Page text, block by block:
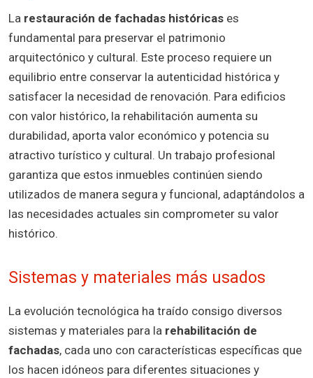
La restauración de fachadas históricas es
fundamental para preservar el patrimonio
arquitectónico y cultural. Este proceso requiere un
equilibrio entre conservar la autenticidad histórica y
satisfacer la necesidad de renovación. Para edificios
con valor histórico, la rehabilitación aumenta su
durabilidad, aporta valor económico y potencia su
atractivo turístico y cultural. Un trabajo profesional
garantiza que estos inmuebles continúen siendo
utilizados de manera segura y funcional, adaptándolos a
las necesidades actuales sin comprometer su valor
histórico.
Sistemas y materiales más usados
La evolución tecnológica ha traído consigo diversos
sistemas y materiales para la rehabilitación de
fachadas, cada uno con características específicas que
los hacen idóneos para diferentes situaciones y